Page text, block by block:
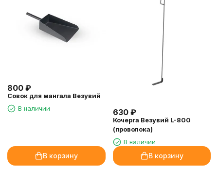
800 ₽
Совок для мангала Везувий
В наличии
В корзину
630 ₽
Кочерга Везувий L-800
(проволока)
В наличии
В корзину